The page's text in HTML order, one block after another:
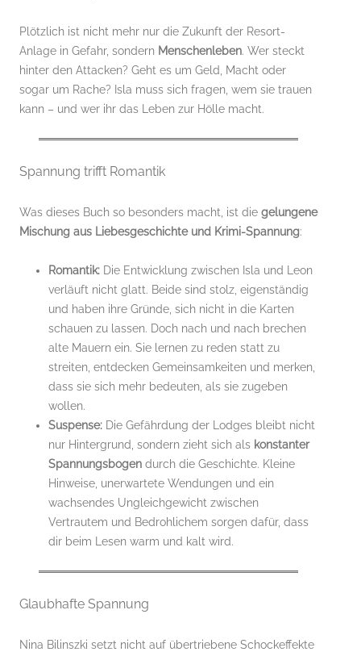
Plötzlich ist nicht mehr nur die Zukunft der Resort-
Anlage in Gefahr, sondern Menschenleben. Wer steckt
hinter den Attacken? Geht es um Geld, Macht oder
sogar um Rache? Isla muss sich fragen, wem sie trauen
kann – und wer ihr das Leben zur Hölle macht.
Spannung trifft Romantik
Was dieses Buch so besonders macht, ist die gelungene
Mischung aus Liebesgeschichte und Krimi-Spannung:
Romantik: Die Entwicklung zwischen Isla und Leon
verläuft nicht glatt. Beide sind stolz, eigenständig
und haben ihre Gründe, sich nicht in die Karten
schauen zu lassen. Doch nach und nach brechen
alte Mauern ein. Sie lernen zu reden statt zu
streiten, entdecken Gemeinsamkeiten und merken,
dass sie sich mehr bedeuten, als sie zugeben
wollen.
Suspense: Die Gefährdung der Lodges bleibt nicht
nur Hintergrund, sondern zieht sich als konstanter
Spannungsbogen durch die Geschichte. Kleine
Hinweise, unerwartete Wendungen und ein
wachsendes Ungleichgewicht zwischen
Vertrautem und Bedrohlichem sorgen dafür, dass
dir beim Lesen warm und kalt wird.
Glaubhafte Spannung
Nina Bilinszki setzt nicht auf übertriebene Schockeffekte